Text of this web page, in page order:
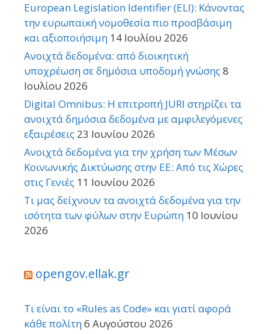
European Legislation Identifier (ELI): Κάνοντας
την ευρωπαϊκή νομοθεσία πιο προσβάσιμη
και αξιοποιήσιμη 14 Ιουλίου 2026
Ανοιχτά δεδομένα: από διοικητική
υποχρέωση σε δημόσια υποδομή γνώσης 8
Ιουλίου 2026
Digital Omnibus: Η επιτροπή JURI στηρίζει τα
ανοιχτά δημόσια δεδομένα με αμφιλεγόμενες
εξαιρέσεις 23 Ιουνίου 2026
Ανοιχτά δεδομένα για την χρήση των Μέσων
Κοινωνικής Δικτύωσης στην ΕΕ: Από τις Χώρες
στις Γενιές 11 Ιουνίου 2026
Τι μας δείχνουν τα ανοιχτά δεδομένα για την
ισότητα των φύλων στην Ευρώπη 10 Ιουνίου
2026
opengov.ellak.gr
Τι είναι το «Rules as Code» και γιατί αφορά
κάθε πολίτη6 Αυγούστου 2026